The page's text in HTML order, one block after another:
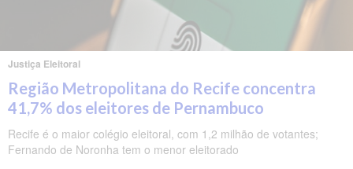
Justiça Eleitoral
Região Metropolitana do Recife concentra
41,7% dos eleitores de Pernambuco
Recife é o maior colégio eleitoral, com 1,2 milhão de votantes;
Fernando de Noronha tem o menor eleitorado